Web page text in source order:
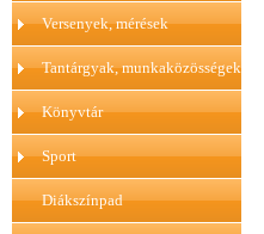
Versenyek, mérések
Tantárgyak, munkaközösségek
Könyvtár
Sport
Diákszínpad